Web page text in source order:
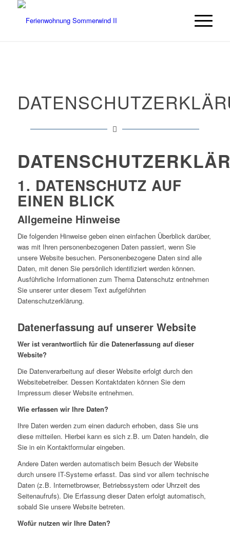
1. DATENSCHUTZ AUF
EINEN BLICK
Allgemeine Hinweise
Die folgenden Hinweise geben einen einfachen Überblick darüber,
was mit Ihren personenbezogenen Daten passiert, wenn Sie
unsere Website besuchen. Personenbezogene Daten sind alle
Daten, mit denen Sie persönlich identifiziert werden können.
Ausführliche Informationen zum Thema Datenschutz entnehmen
Sie unserer unter diesem Text aufgeführten
Datenschutzerklärung.
Datenerfassung auf unserer Website
Wer ist verantwortlich für die Datenerfassung auf dieser
Website?
Die Datenverarbeitung auf dieser Website erfolgt durch den
Websitebetreiber. Dessen Kontaktdaten können Sie dem
Impressum dieser Website entnehmen.
Wie erfassen wir Ihre Daten?
Ihre Daten werden zum einen dadurch erhoben, dass Sie uns
diese mitteilen. Hierbei kann es sich z.B. um Daten handeln, die
Sie in ein Kontaktformular eingeben.
Andere Daten werden automatisch beim Besuch der Website
durch unsere IT-Systeme erfasst. Das sind vor allem technische
Daten (z.B. Internetbrowser, Betriebssystem oder Uhrzeit des
Seitenaufrufs). Die Erfassung dieser Daten erfolgt automatisch,
sobald Sie unsere Website betreten.
Wofür nutzen wir Ihre Daten?